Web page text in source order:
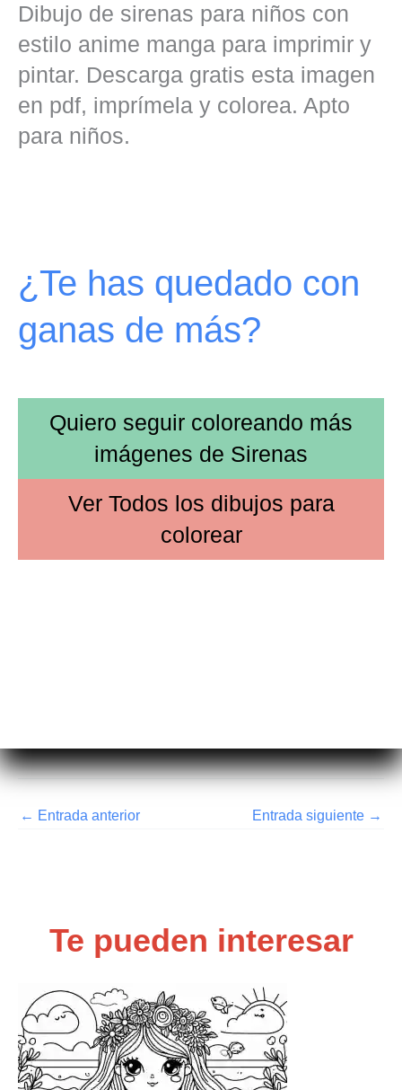
Dibujo de sirenas para niños con
estilo anime manga para imprimir y
pintar. Descarga gratis esta imagen
en pdf, imprímela y colorea. Apto
para niños.
¿Te has quedado con
ganas de más?
Quiero seguir coloreando más
imágenes de Sirenas
Ver Todos los dibujos para
colorear
← Entrada anterior Entrada siguiente →
Te pueden interesar